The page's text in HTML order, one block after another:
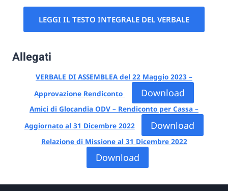
LEGGI IL TESTO INTEGRALE DEL VERBALE
Allegati
VERBALE DI ASSEMBLEA del 22 Maggio 2023 –
Approvazione Rendiconto
Download
Amici di Glocandia ODV – Rendiconto per Cassa –
Aggiornato al 31 Dicembre 2022
Download
Relazione di Missione al 31 Dicembre 2022
Download